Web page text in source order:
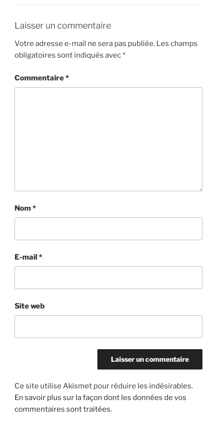
Laisser un commentaire
Votre adresse e-mail ne sera pas publiée. Les champs
obligatoires sont indiqués avec*
Commentaire*
Nom*
E-mail*
Site web
Ce site utilise Akismet pour réduire les indésirables.
En savoir plus sur la façon dont les données de vos
commentaires sont traitées.